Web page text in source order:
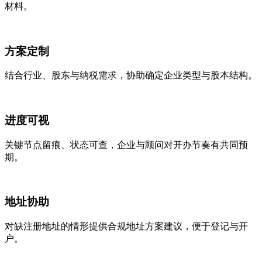
材料。
方案定制
结合行业、股东与纳税需求，协助确定企业类型与股本结构。
进度可视
关键节点留痕、状态可查，企业与顾问对开办节奏有共同预
期。
地址协助
对缺注册地址的情形提供合规地址方案建议，便于登记与开
户。